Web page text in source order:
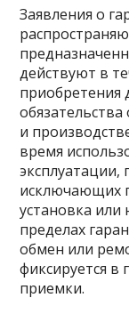
Заявления о
действуют в
приобретения
и
время
эксплуатации,
исключающих
установка или
пределах
обмен или
фиксируется в
приемки.